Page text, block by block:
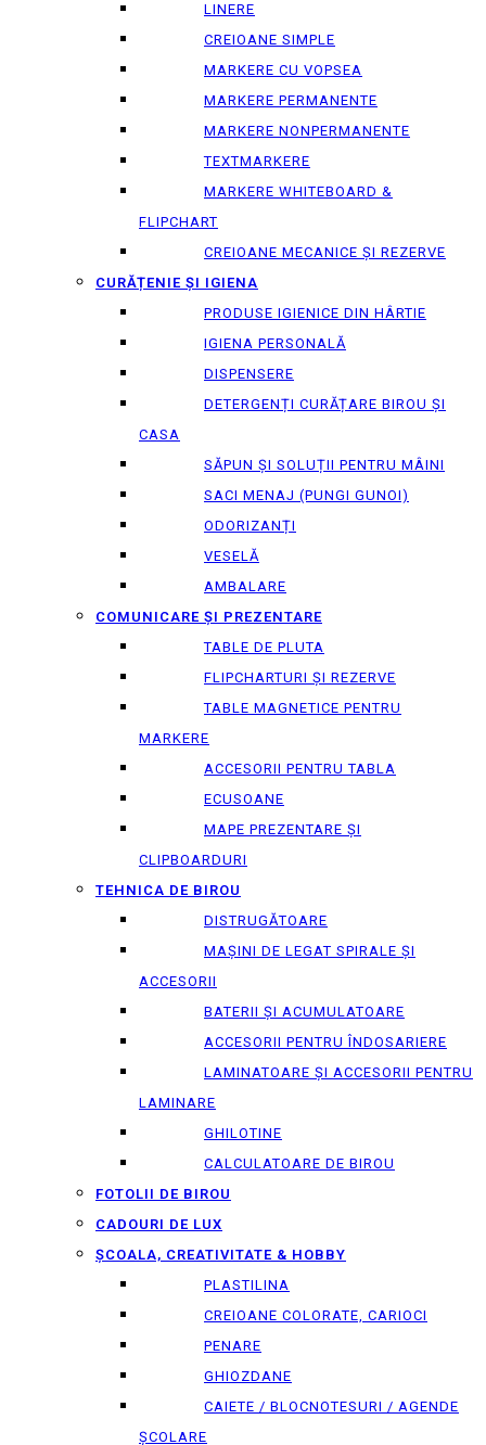
LINERE
CREIOANE SIMPLE
MARKERE CU VOPSEA
MARKERE PERMANENTE
MARKERE NONPERMANENTE
TEXTMARKERE
MARKERE WHITEBOARD &
FLIPCHART
CREIOANE MECANICE ȘI REZERVE
CURĂȚENIE ȘI IGIENA
PRODUSE IGIENICE DIN HÂRTIE
IGIENA PERSONALĂ
DISPENSERE
DETERGENȚI CURĂȚARE BIROU ȘI
CASA
SĂPUN ȘI SOLUȚII PENTRU MÂINI
SACI MENAJ (PUNGI GUNOI)
ODORIZANȚI
VESELĂ
AMBALARE
COMUNICARE ȘI PREZENTARE
TABLE DE PLUTA
FLIPCHARTURI ȘI REZERVE
TABLE MAGNETICE PENTRU
MARKERE
ACCESORII PENTRU TABLA
ECUSOANE
MAPE PREZENTARE ȘI
CLIPBOARDURI
TEHNICA DE BIROU
DISTRUGĂTOARE
MAȘINI DE LEGAT SPIRALE ȘI
ACCESORII
BATERII ȘI ACUMULATOARE
ACCESORII PENTRU ÎNDOSARIERE
LAMINATOARE ȘI ACCESORII PENTRU
LAMINARE
GHILOTINE
CALCULATOARE DE BIROU
FOTOLII DE BIROU
CADOURI DE LUX
ȘCOALA, CREATIVITATE & HOBBY
PLASTILINA
CREIOANE COLORATE, CARIOCI
PENARE
GHIOZDANE
CAIETE / BLOCNOTESURI / AGENDE
ȘCOLARE